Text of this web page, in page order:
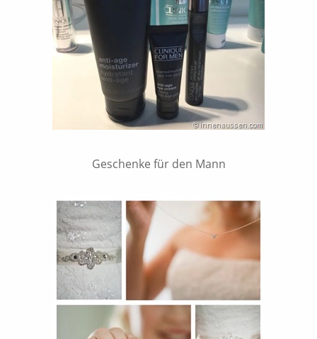
Geschenke für den Mann